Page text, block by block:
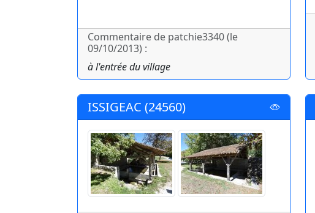
Commentaire de patchie3340 (le
09/10/2013) :
à l'entrée du village
ISSIGEAC (24560)